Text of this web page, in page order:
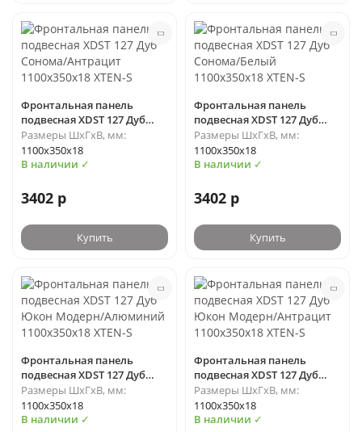
Фронтальная панель
подвесная XDST 127 Дуб
Сонома/Антрацит
1100х350х18 XTEN-S
Размеры ШхГхВ, мм:
1100х350х18
В наличии ✓
3402 р
Купить
Фронтальная панель
подвесная XDST 127 Дуб
Сонома/Белый 1100х350х18
XTEN-S
Размеры ШхГхВ, мм:
1100х350х18
В наличии ✓
3402 р
Купить
Фронтальная панель
подвесная XDST 127 Дуб
Юкон Модерн/Алюминий
1100х350х18 XTEN-S
Размеры ШхГхВ, мм:
1100х350х18
В наличии ✓
Фронтальная панель
подвесная XDST 127 Дуб
Юкон Модерн/Антрацит
1100х350х18 XTEN-S
Размеры ШхГхВ, мм:
1100х350х18
В наличии ✓